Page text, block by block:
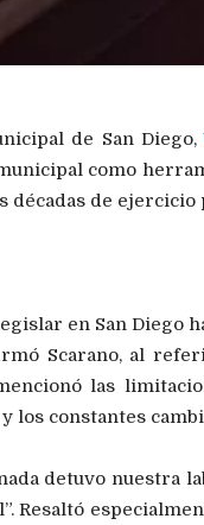
de San Diego,
como
décadas de
en San Diego
Scarano, al
las
los constantes
detuvo nuestra
Resaltó